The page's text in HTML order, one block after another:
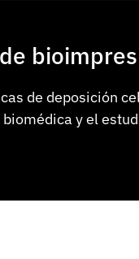
de deposición
y el